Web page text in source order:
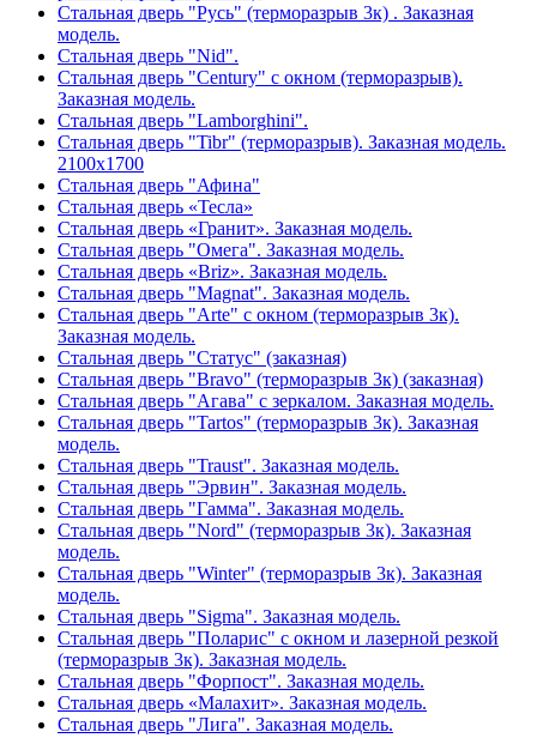
Стальная дверь "Русь" (терморазрыв 3к) . Заказная
модель.
Стальная дверь "Nid".
Стальная дверь "Century" с окном (терморазрыв).
Заказная модель.
Стальная дверь "Lamborghini".
Стальная дверь "Tibr" (терморазрыв). Заказная модель.
2100х1700
Стальная дверь "Афина"
Стальная дверь «Тесла»
Стальная дверь «Гранит». Заказная модель.
Стальная дверь "Омега". Заказная модель.
Стальная дверь «Briz». Заказная модель.
Стальная дверь "Magnat". Заказная модель.
Стальная дверь "Arte" с окном (терморазрыв 3к).
Заказная модель.
Стальная дверь "Статус" (заказная)
Стальная дверь "Bravo" (терморазрыв 3к) (заказная)
Стальная дверь "Агава" с зеркалом. Заказная модель.
Стальная дверь "Tartos" (терморазрыв 3к). Заказная
модель.
Стальная дверь "Traust". Заказная модель.
Стальная дверь "Эрвин". Заказная модель.
Стальная дверь "Гамма". Заказная модель.
Стальная дверь "Nord" (терморазрыв 3к). Заказная
модель.
Стальная дверь "Winter" (терморазрыв 3к). Заказная
модель.
Стальная дверь "Sigma". Заказная модель.
Стальная дверь "Поларис" с окном и лазерной резкой
(терморазрыв 3к). Заказная модель.
Стальная дверь "Форпост". Заказная модель.
Стальная дверь «Малахит». Заказная модель.
Стальная дверь "Лига". Заказная модель.